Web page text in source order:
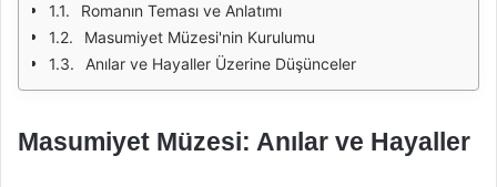
Romanın Teması ve Anlatımı
Masumiyet Müzesi'nin Kurulumu
Anılar ve Hayaller Üzerine Düşünceler
Masumiyet Müzesi: Anılar ve Hayaller